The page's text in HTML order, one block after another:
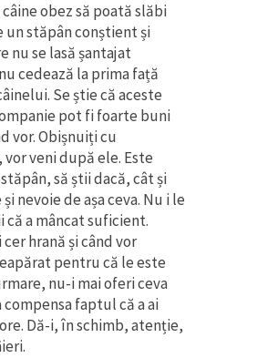
obez să poată slăbi
un stăpân conștient și
nu se lasă șantajat
cedează la prima față
Se știe că aceste
pot fi foarte buni
vor. Obișnuiți cu
veni după ele. Este
să știi dacă, cât și
nevoie de așa ceva. Nu i le
că a mâncat suficient.
hrană și când vor
pentru că le este
nu-i mai oferi ceva
faptul că a ai
Dă-i, în schimb, atenție,